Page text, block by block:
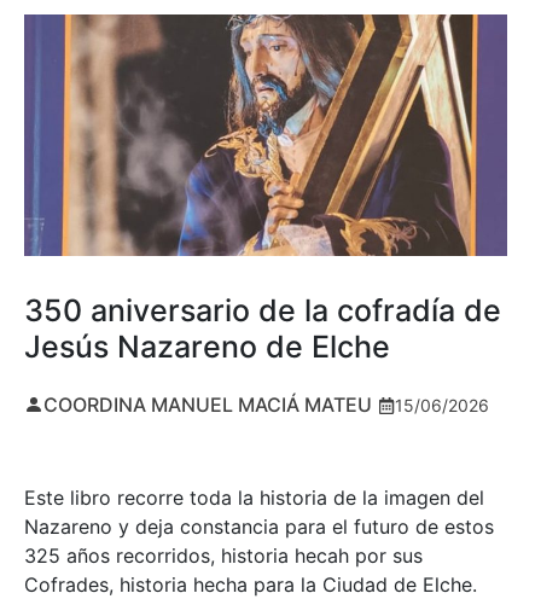
350 aniversario de la cofradía de
Jesús Nazareno de Elche
COORDINA MANUEL MACIÁ MATEU 15/06/2026
Este libro recorre toda la historia de la imagen del
Nazareno y deja constancia para el futuro de estos
325 años recorridos, historia hecah por sus
Cofrades, historia hecha para la Ciudad de Elche.